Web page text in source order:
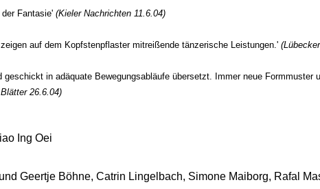
Fantasie' (Kieler Nachrichten 11.6.04)
auf dem Kopfstenpflaster mitreißende tänzerische Leistungen.'
in adäquate Bewegungsabläufe übersetzt. Immer neue Formmuster
26.6.04)
Ing Oei
Geertje Böhne, Catrin Lingelbach, Simone Maiborg, Rafal